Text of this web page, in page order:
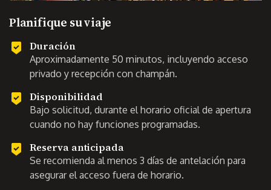
Planifique su viaje
Duración
Aproximadamente 50 minutos, incluyendo acceso
privado y recepción con champán.
Disponibilidad
Bajo solicitud, durante el horario oficial de apertura
cuando no hay funciones programadas.
Reserva anticipada
Se recomienda al menos 3 días de antelación para
asegurar el acceso fuera de horario.